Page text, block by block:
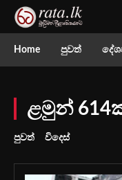
Home පුවත්
ළමුන්
පුවත් විදෙස්